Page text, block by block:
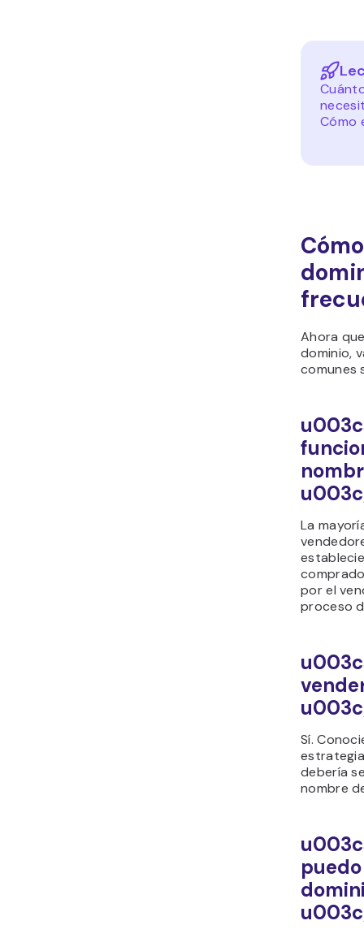
Cómo
Ahora
dominio,
comunes
La
por el
proceso
Sí.
debería
nombre